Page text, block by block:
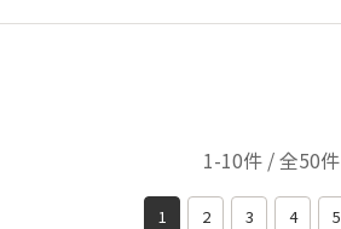
1-10件 / 全50件
1 2 3 4 5